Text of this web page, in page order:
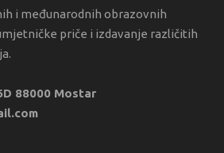
i međunarodnih obrazovnih
priče i izdavanje različitih
88000 Mostar